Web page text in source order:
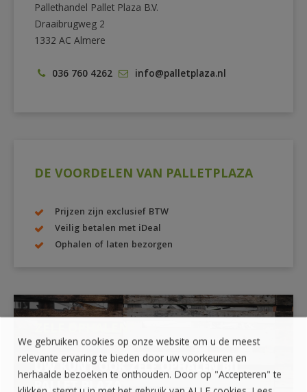
Pallethandel Pallet Plaza B.V.
Draaibrugweg 2
1332 AC Almere
036 760 4262 info@palletplaza.nl
DE VOORDELEN VAN PALLETPLAZA
Prijzen zijn exclusief BTW
Veilig betalen met iDeal
Ophalen of laten bezorgen
UW KUNT OOK ZELF OPHALEN BIJ
We gebruiken cookies op onze website om u de meest
relevante ervaring te bieden door uw voorkeuren en
herhaalde bezoeken te onthouden. Door op "Accepteren" te